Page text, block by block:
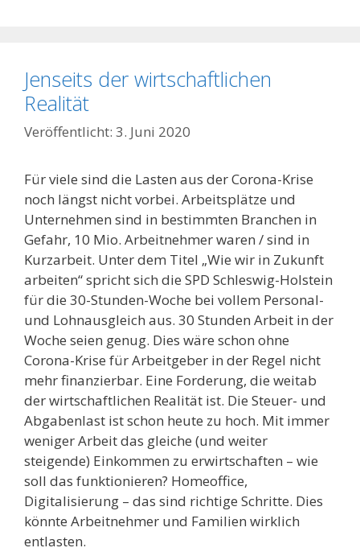
Jenseits der wirtschaftlichen
Realität
3. Juni 2020
Für viele sind die Lasten aus der Corona-Krise
noch längst nicht vorbei. Arbeitsplätze und
Unternehmen sind in bestimmten Branchen in
Gefahr, 10 Mio. Arbeitnehmer waren / sind in
Kurzarbeit. Unter dem Titel „Wie wir in Zukunft
arbeiten“ spricht sich die SPD Schleswig-Holstein
für die 30-Stunden-Woche bei vollem Personal-
und Lohnausgleich aus. 30 Stunden Arbeit in der
Woche seien genug. Dies wäre schon ohne
Corona-Krise für Arbeitgeber in der Regel nicht
mehr finanzierbar. Eine Forderung, die weitab
der wirtschaftlichen Realität ist. Die Steuer- und
Abgabenlast ist schon heute zu hoch. Mit immer
weniger Arbeit das gleiche (und weiter
steigende) Einkommen zu erwirtschaften – wie
soll das funktionieren? Homeoffice,
Digitalisierung – das sind richtige Schritte. Dies
könnte Arbeitnehmer und Familien wirklich
entlasten.